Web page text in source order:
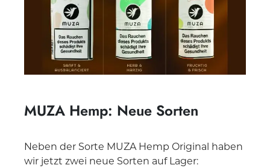
MUZA Hemp: Neue Sorten
Neben der Sorte MUZA Hemp Original haben
wir jetzt zwei neue Sorten auf Lager: